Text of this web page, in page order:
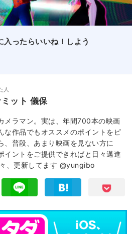
入ったらいいね！しよう
人
ット 儀保
メラマン。実は、年間700本の映画
な作品でもオススメのポイントをピ
、普段、あまり映画を見ない方に
イントをご提供できればと日々邁進
、更新してます @yungibo